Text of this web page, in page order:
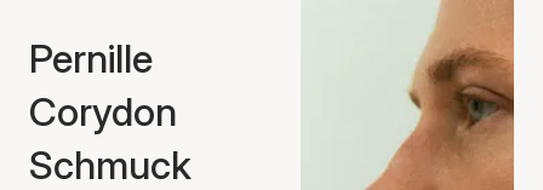
Pernille
Corydon
Schmuck